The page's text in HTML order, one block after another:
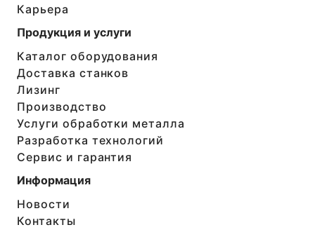
Карьера
Продукция и услуги
Каталог оборудования
Доставка станков
Лизинг
Производство
Услуги обработки металла
Разработка технологий
Сервис и гарантия
Информация
Новости
Контакты